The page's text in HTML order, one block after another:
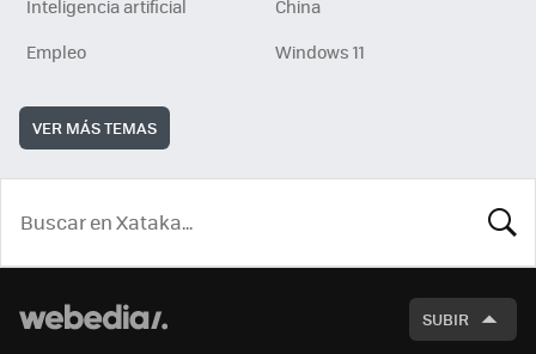
Inteligencia artificial
China
Empleo
Windows 11
VER MÁS TEMAS
SUBIR